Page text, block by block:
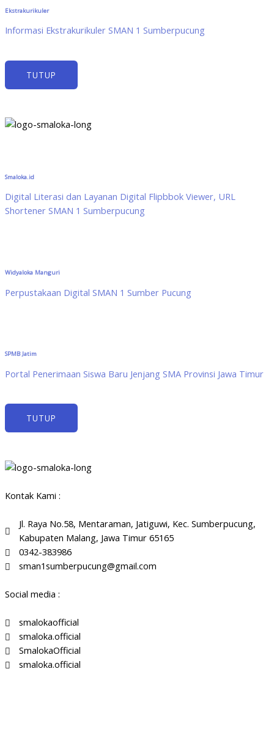
Ekstrakurikuler
Informasi Ekstrakurikuler SMAN 1 Sumberpucung
TUTUP
Smaloka.id
Digital Literasi dan Layanan Digital Flipbbok Viewer, URL
Shortener SMAN 1 Sumberpucung
Widyaloka Manguri
Perpustakaan Digital SMAN 1 Sumber Pucung
SPMB Jatim
Portal Penerimaan Siswa Baru Jenjang SMA Provinsi Jawa Timur
TUTUP
Kontak Kami :
Jl. Raya No.58, Mentaraman, Jatiguwi, Kec. Sumberpucung,
Kabupaten Malang, Jawa Timur 65165
0342-383986
sman1sumberpucung@gmail.com
Social media :
smalokaofficial
smaloka.official
SmalokaOfficial
smaloka.official